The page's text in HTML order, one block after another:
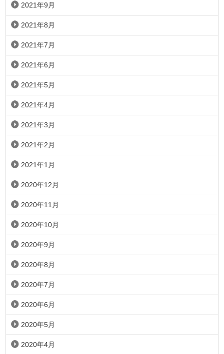
2021年9月
2021年8月
2021年7月
2021年6月
2021年5月
2021年4月
2021年3月
2021年2月
2021年1月
2020年12月
2020年11月
2020年10月
2020年9月
2020年8月
2020年7月
2020年6月
2020年5月
2020年4月